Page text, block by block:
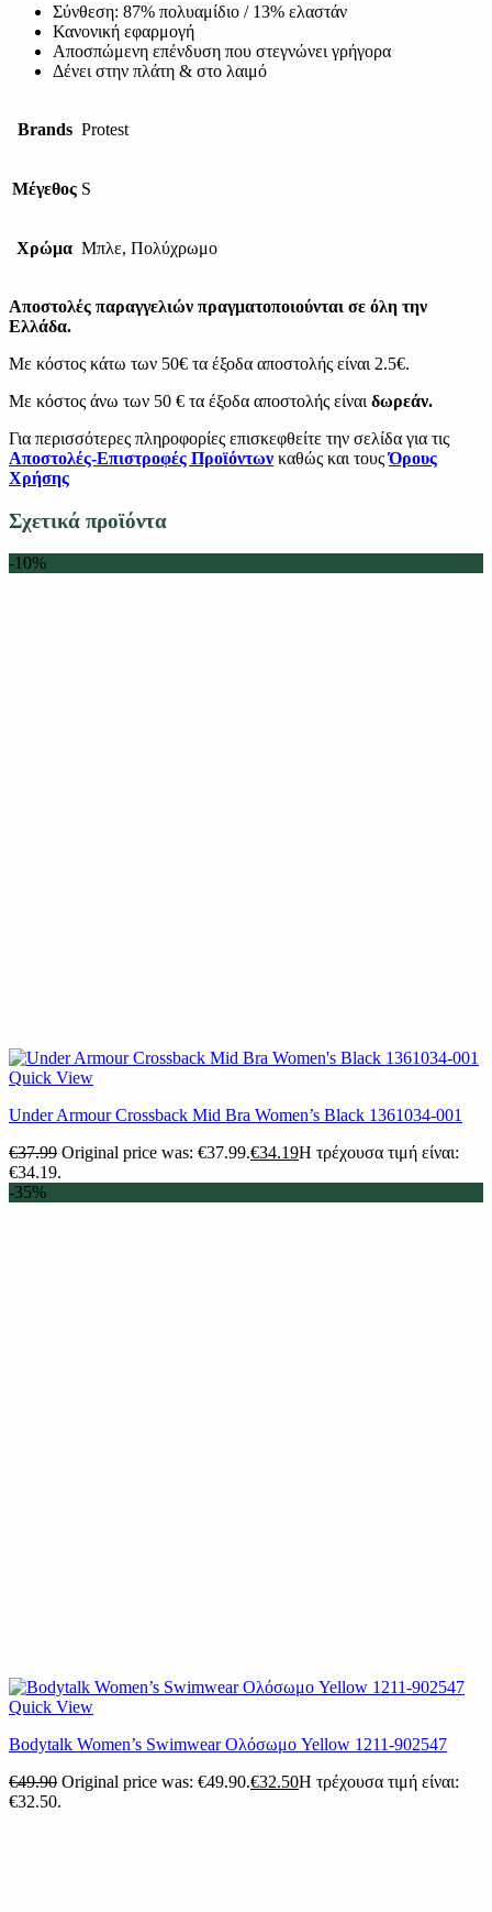
Σύνθεση: 87% πολυαμίδιο / 13% ελαστάν
Κανονική εφαρμογή
Αποσπώμενη επένδυση που στεγνώνει γρήγορα
Δένει στην πλάτη & στο λαιμό
Brands Protest
Μέγεθος S
Χρώμα Μπλε, Πολύχρωμο
Αποστολές παραγγελιών πραγματοποιούνται σε όλη την
Ελλάδα.
Με κόστος κάτω των 50€ τα έξοδα αποστολής είναι 2.5€.
Με κόστος άνω των 50 € τα έξοδα αποστολής είναι δωρεάν.
Για περισσότερες πληροφορίες επισκεφθείτε την σελίδα για τις
Αποστολές-Επιστροφές Προϊόντων καθώς και τουςΌρους
Χρήσης
Σχετικά προϊόντα
-10%
Quick View
Under Armour Crossback Mid Bra Women’s Black 1361034-001
€37.99 Original price was: €37.99.€34.19Η τρέχουσα τιμή είναι:
€34.19.
-35%
Quick View
Βodytalk Women’s Swimwear Ολόσωμο Yellow 1211-902547
€49.90 Original price was: €49.90.€32.50Η τρέχουσα τιμή είναι:
€32.50.